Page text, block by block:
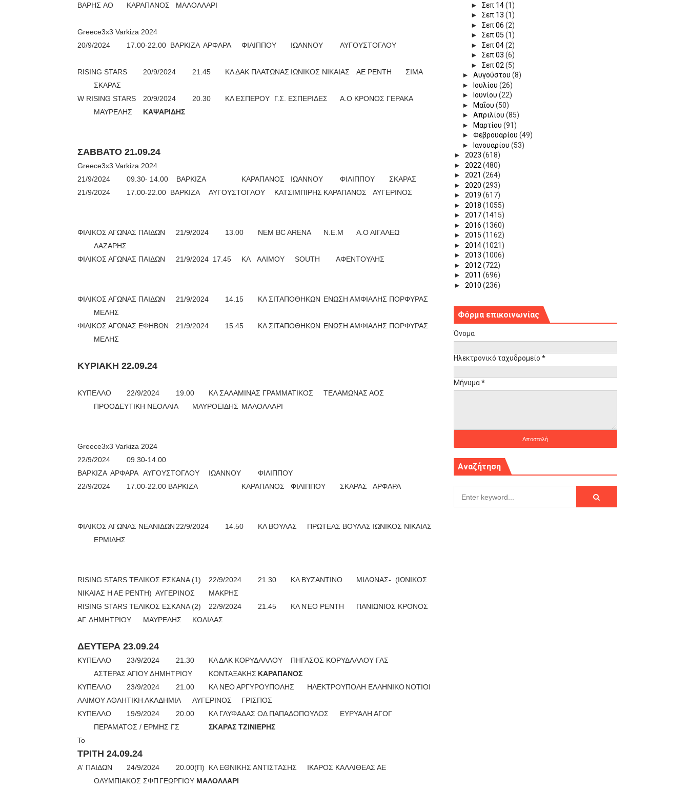
ΒΑΡΗΣ AO
ΚΑΡΑΠΑΝΟΣ ΜΑΛΟΛΛΑΡΙ
Greece3x3 Varkiza 2024
20/9/2024
17.00-22.00 ΒΑΡΚΙΖΑ ΑΡΦΑΡΑ ΦΙΛΙΠΠΟΥ ΙΩΑΝΝΟΥ ΑΥΓΟΥΣΤΟΓΛΟΥ
RISING STARS 20/9/2024 21.45 ΚΛ ΔΑΚ ΠΛΑΤΩΝΑΣ ΙΩΝΙΚΟΣ ΝΙΚΑΙΑΣ ΑΕ ΡΕΝΤΗ
ΣΙΜΑ
ΣΚΑΡΑΣ
W RISING STARS
20/9/2024 20.30 KΛ ΕΣΠΕΡΟΥ Γ.Σ. ΕΣΠΕΡΙΔΕΣ
Α.Ο ΚΡΟΝΟΣ ΓΕΡΑΚΑ
ΜΑΥΡΕΛΗΣ
ΚΑΨΑΡΙΔΗΣ
ΣΑΒΒΑΤΟ 21.09.24
Greece3x3 Varkiza 2024
21/9/2024
09.30- 14.00 ΒΑΡΚΙΖΑ ΚΑΡΑΠΑΝΟΣ ΙΩΑΝΝΟΥ ΦΙΛΙΠΠΟΥ
ΣΚΑΡΑΣ
21/9/2024
17.00-22.00 ΒΑΡΚΙΖΑ ΑΥΓΟΥΣΤΟΓΛΟΥ ΚΑΤΣΙΜΠΙΡΗΣ ΚΑΡΑΠΑΝΟΣ ΑΥΓΕΡΙΝΟΣ
ΦΙΛΙΚΟΣ ΑΓΩΝΑΣ ΠΑΙΔΩΝ 21/9/2024 13.00 NEM BC ARENA Ν.Ε.Μ
Α.Ο ΑΙΓΑΛΕΩ
ΛΑΖΑΡΗΣ
ΦΙΛΙΚΟΣ ΑΓΩΝΑΣ ΠΑΙΔΩΝ
21/9/2024 17.45 ΚΛ ΑΛΙΜΟΥ SOUTH AΦΕΝΤΟΥΛΗΣ
ΦΙΛΙΚΟΣ ΑΓΩΝΑΣ ΠΑΙΔΩΝ 21/9/2024 14.15 ΚΛ ΣΙΤΑΠΟΘΗΚΩΝ ΕΝΩΣΗ ΑΜΦΙΑΛΗΣ ΠΟΡΦΥΡΑΣ
ΜΕΛΗΣ
ΦΙΛΙΚΟΣ ΑΓΩΝΑΣ ΕΦΗΒΩΝ
21/9/2024 15.45 ΚΛ ΣΙΤΑΠΟΘΗΚΩΝ ΕΝΩΣΗ ΑΜΦΙΑΛΗΣ ΠΟΡΦΥΡΑΣ
ΜΕΛΗΣ
ΚΥΡΙΑΚΗ 22.09.24
ΚΥΠΕΛΛΟ 22/9/2024 19.00 ΚΛ ΣΑΛΑΜΙΝΑΣ ΓΡΑΜΜΑΤΙΚΟΣ
ΤΕΛΑΜΩΝΑΣ ΑΟΣ
ΠΡΟΟΔΕΥΤΙΚΗ ΝΕΟΛΑΙΑ
ΜΑΥΡΟΕΙΔΗΣ ΜΑΛΟΛΛΑΡΙ
Greece3x3 Varkiza 2024
22/9/2024
09.30-14.00
ΒΑΡΚΙΖΑ ΑΡΦΑΡΑ ΑΥΓΟΥΣΤΟΓΛΟΥ ΙΩΑΝΝΟΥ
ΦΙΛΙΠΠΟΥ
22/9/2024
17.00-22.00 ΒΑΡΚΙΖΑ ΚΑΡΑΠΑΝΟΣ ΦΙΛΙΠΠΟΥ ΣΚΑΡΑΣ ΑΡΦΑΡΑ
ΦΙΛΙΚΟΣ ΑΓΩΝΑΣ ΝΕΑΝΙΔΩΝ 22/9/2024 14.50 ΚΛ ΒΟΥΛΑΣ ΠΡΩΤΕΑΣ ΒΟΥΛΑΣ ΙΩΝΙΚΟΣ ΝΙΚΑΙΑΣ
ΕΡΜΙΔΗΣ
RISING STARS ΤΕΛΙΚΟΣ ΕΣΚΑΝΑ (1) 22/9/2024 21.30 ΚΛ ΒΥΖΑΝΤΙΝΟ
MIΛΩΝΑΣ- (ΙΩΝΙΚΟΣ
ΝΙΚΑΙΑΣ Η ΑΕ ΡΕΝΤΗ) ΑΥΓΕΡΙΝΟΣ
ΜΑΚΡΗΣ
RISING STARS ΤΕΛΙΚΟΣ ΕΣΚΑΝΑ (2)
22/9/2024 21.45 ΚΛ ΝΈΟ ΡΕΝΤΗ
ΠΑΝΙΩΝΙΟΣ ΚΡΟΝΟΣ
ΑΓ. ΔΗΜΗΤΡΙΟΥ
ΜΑΥΡΕΛΗΣ ΚΟΛΙΛΑΣ
ΔΕΥΤΕΡΑ 23.09.24
ΚΥΠΕΛΛΟ 23/9/2024 21.30 ΚΛ ΔΑΚ ΚΟΡΥΔΑΛΛΟΥ
ΠΗΓΑΣΟΣ ΚΟΡΥΔΑΛΛΟΥ ΓΑΣ
ΑΣΤΕΡΑΣ ΑΓΙΟΥ ΔΗΜΗΤΡΙΟΥ
ΚΟΝΤΑΞΑΚΗΣ ΚΑΡΑΠΑΝΟΣ
ΚΥΠΕΛΛΟ
23/9/2024 21.00 ΚΛ ΝΕΟ ΑΡΓΥΡΟΥΠΟΛΗΣ ΗΛΕΚΤΡΟΥΠΟΛΗ ΕΛΛΗΝΙΚΟ ΝΟΤΙΟΙ
ΑΛΙΜΟΥ ΑΘΛΗΤΙΚΗ ΑΚΑΔΗΜΙΑ
ΑΥΓΕΡΙΝΟΣ
ΓΡΙΣΠΟΣ
ΚΥΠΕΛΛΟ
19/9/2024 20.00 ΚΛ ΓΛΥΦΑΔΑΣ ΟΔ ΠΑΠΑΔΟΠΟΥΛΟΣ
ΕΥΡΥΑΛΗ ΑΓΟΓ
ΠΕΡΑΜΑΤΟΣ / ΕΡΜΗΣ ΓΣ
ΣΚΑΡΑΣ ΤΖΙΝΙΕΡΗΣ
Το
ΤΡΙΤΗ 24.09.24
Α' ΠΑΙΔΩΝ 24/9/2024 20.00(Π) ΚΛ ΕΘΝΙΚΗΣ ΑΝΤΙΣΤΑΣΗΣ
ΙΚΑΡΟΣ ΚΑΛΛΙΘΕΑΣ ΑΕ
ΟΛΥΜΠΙΑΚΟΣ ΣΦΠ ΓΕΩΡΓΙΟΥ ΜΑΛΟΛΛΑΡΙ
►Σεπ 14(1)
►Σεπ 13(1)
►Σεπ 06(2)
►Σεπ 05(1)
►Σεπ 04(2)
►Σεπ 03(6)
►Σεπ 02(5)
►Αυγούστου(8)
►
Ιουλίου(26)
►
Ιουνίου(22)
► Μαΐου(50)
►Απριλίου(85)
► Μαρτίου(91)
►Φεβρουαρίου(49)
►
Ιανουαρίου(53)
► 2023 (618)
► 2022 (480)
► 2021 (264)
► 2020 (293)
► 2019 (617)
► 2018 (1055)
► 2017(1415)
► 2016 (1360)
► 2015 (1162)
► 2014(1021)
► 2013 (1006)
► 2012 (722)
► 2011 (696)
► 2010 (236)
Φόρμα επικοινωνίας
Όνομα
Ηλεκτρονικό ταχυδρομείο *
Μήνυμα*
Αναζήτηση